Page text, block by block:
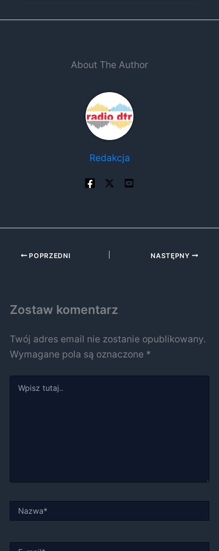
About The Author
Redakcja
POPRZEDNI NASTĘPNY
Zostaw komentarz
Twój adres email nie zostanie opublikowany.
Wymagane pola są oznaczone *
tutaj..